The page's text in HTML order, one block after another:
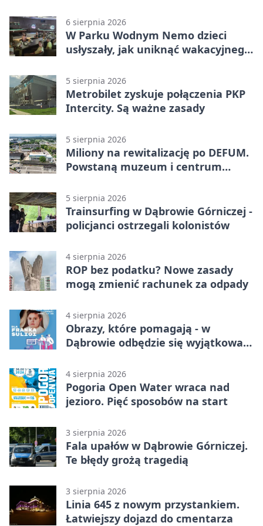
6 sierpnia 2026
W Parku Wodnym Nemo dzieci
usłyszały, jak uniknąć wakacyjnego
5 sierpnia 2026
Metrobilet zyskuje połączenia PKP
Intercity. Są ważne zasady
5 sierpnia 2026
Miliony na rewitalizację po DEFUM.
Powstaną muzeum i centrum
5 sierpnia 2026
Trainsurfing w Dąbrowie Górniczej -
policjanci ostrzegali kolonistów
4 sierpnia 2026
ROP bez podatku? Nowe zasady
mogą zmienić rachunek za odpady
4 sierpnia 2026
Obrazy, które pomagają - w
Dąbrowie odbędzie się wyjątkowa
4 sierpnia 2026
Pogoria Open Water wraca nad
jezioro. Pięć sposobów na start
3 sierpnia 2026
Fala upałów w Dąbrowie Górniczej.
Te błędy grożą tragedią
3 sierpnia 2026
Linia 645 z nowym przystankiem.
Łatwiejszy dojazd do cmentarza